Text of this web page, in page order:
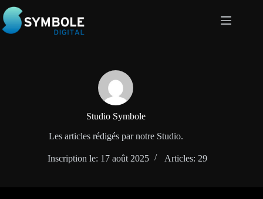
Passer
au
contenu
Studio Symbole
Les articles rédigés par notre Studio.
Inscription le: 17 août 2025 Articles: 29